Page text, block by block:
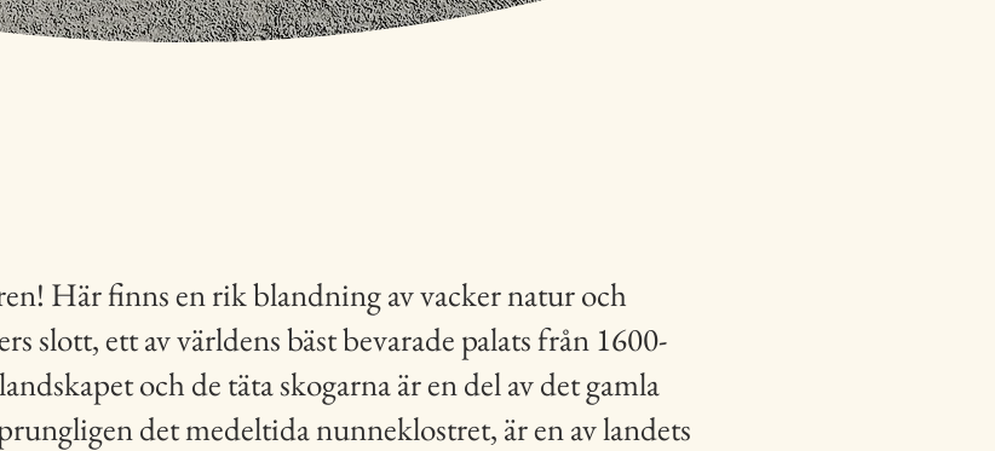
Här finns en rik blandning av vacker natur och
slott, ett av världens bäst bevarade palats från 1600-
och de täta skogarna är en del av det gamla
det medeltida nunneklostret, är en av landets